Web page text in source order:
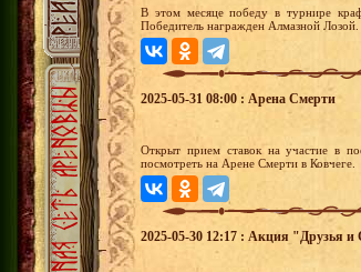
В этом месяце победу в турнире
Победитель награжден Алмазной Лозой.
2025-05-31 08:00 : Арена Смерти
Открыт прием ставок на участие в
посмотреть на Арене Смерти в Ковчеге.
2025-05-30 12:17 : Акция "Друзья и